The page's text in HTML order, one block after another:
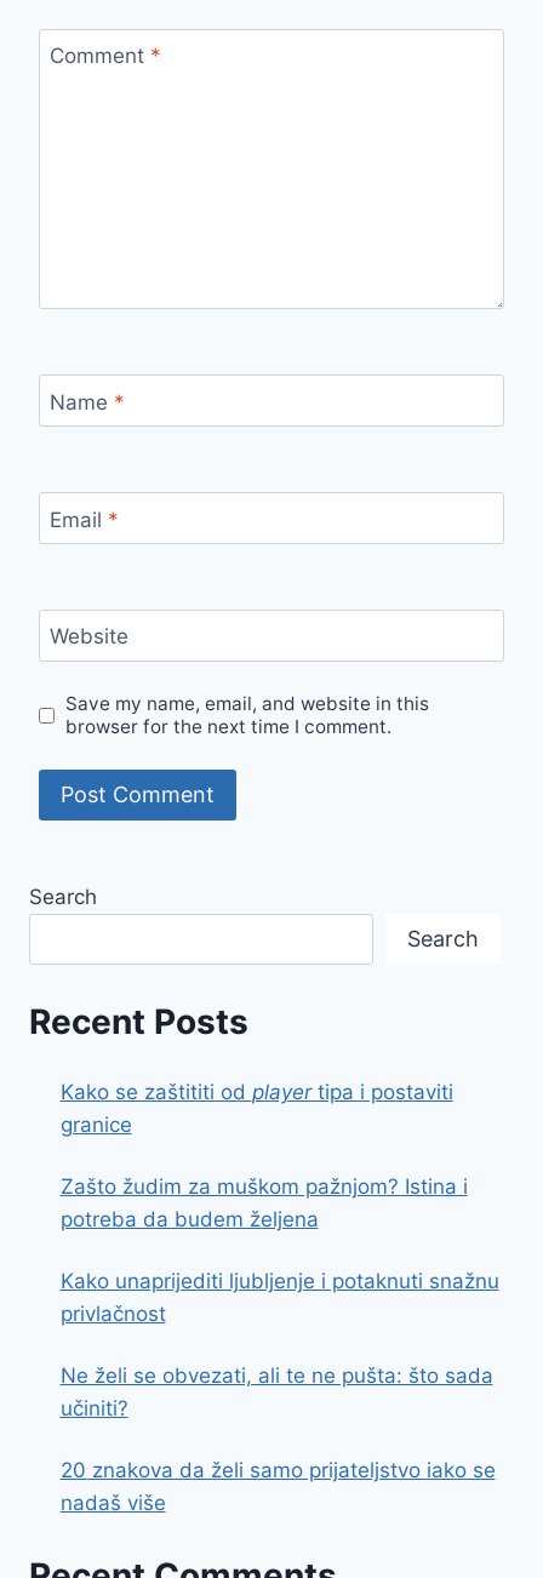
Comment *
Name *
Email *
Website
Save my name, email, and website in this
browser for the next time I comment.
Search
Search
Recent Posts
Kako se zaštititi od playertipa i postaviti
granice
Zašto žudim za muškom pažnjom? Istina i
potreba da budem željena
Kako unaprijediti ljubljenje i potaknuti snažnu
privlačnost
Ne želi se obvezati, ali te ne pušta: što sada
učiniti?
20 znakova da želi samo prijateljstvo iako se
nadaš više